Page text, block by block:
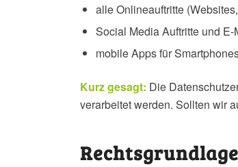
alle Onlineauftritte
Social Media Auftritte und
mobile Apps für
Kurz gesagt: Die
verarbeitet werden. Sollten wir